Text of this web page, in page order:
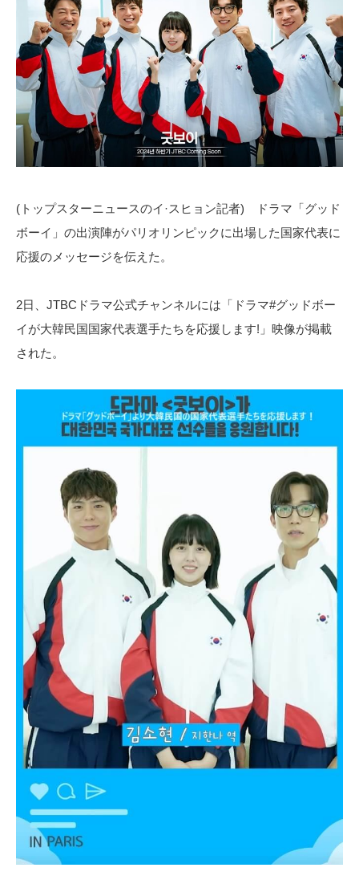
(トップスターニュースのイ·スヒョン記者) ドラマ「グッド
ボーイ」の出演陣がパリオリンピックに出場した国家代表に
応援のメッセージを伝えた。
2日、JTBCドラマ公式チャンネルには「ドラマ#グッドボー
イが大韓民国国家代表選手たちを応援します!」映像が掲載
された。